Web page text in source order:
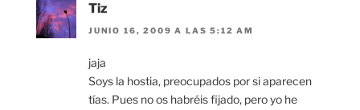
Tiz
JUNIO 16, 2009 A LAS 5:12 AM
jaja
Soys la hostia, preocupados por si aparecen
tías. Pues no os habréis fijado, pero yo he